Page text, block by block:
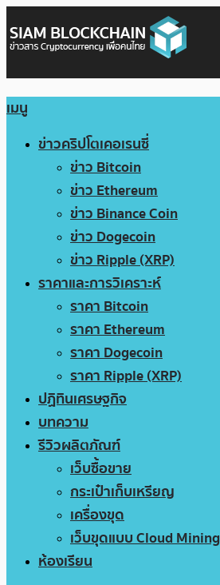
เมนู
ข่าวคริปโตเคอเรนซี่
ข่าว Bitcoin
ข่าว Ethereum
ข่าว Binance Coin
ข่าว Dogecoin
ข่าว Ripple (XRP)
ราคาและการวิเคราะห์
ราคา Bitcoin
ราคา Ethereum
ราคา Dogecoin
ราคา Ripple (XRP)
ปฏิทินเศรษฐกิจ
บทความ
รีวิวผลิตภัณฑ์
เว็บซื้อขาย
กระเป๋าเก็บเหรียญ
เครื่องขุด
เว็บขุดแบบ Cloud Mining
ห้องเรียน